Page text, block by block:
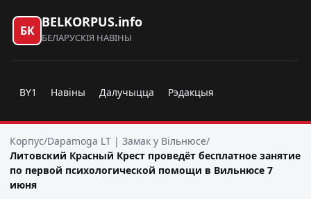
БК
BELKORPUS.info
БЕЛАРУСКІЯ НАВІНЫ
BY1 Навіны Далучыцца Рэдакцыя
Корпус/Dapamoga LT | Замак у Вільнюсе/
Литовский Красный Крест проведёт бесплатное занятие
по первой психологической помощи в Вильнюсе 7
июня